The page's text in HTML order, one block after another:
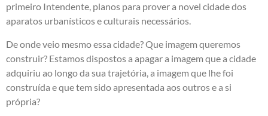
primeiro Intendente, planos para prover a novel cidade dos
aparatos urbanísticos e culturais necessários.
De onde veio mesmo essa cidade? Que imagem queremos
construir? Estamos dispostos a apagar a imagem que a cidade
adquiriu ao longo da sua trajetória, a imagem que lhe foi
construída e que tem sido apresentada aos outros e a si
própria?